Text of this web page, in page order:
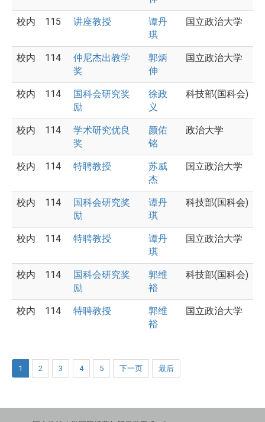
校内 115 讲座教授
谭丹
琪
国立政治大学
校内 114
仲尼杰出教学
奖
郭炳
伸
国立政治大学
校内 114
国科会研究奖
励
徐政
义
科技部(国科会)
校内 114
学术研究优良
奖
颜佑
铭
政治大学
校内 114 特聘教授
苏威
杰
国立政治大学
校内 114
国科会研究奖
励
谭丹
琪
科技部(国科会)
校内 114 特聘教授
谭丹
琪
国立政治大学
校内 114
国科会研究奖
励
郭维
裕
科技部(国科会)
校内 114 特聘教授
郭维
裕
国立政治大学
1 2 3 4 5 下一页 最后